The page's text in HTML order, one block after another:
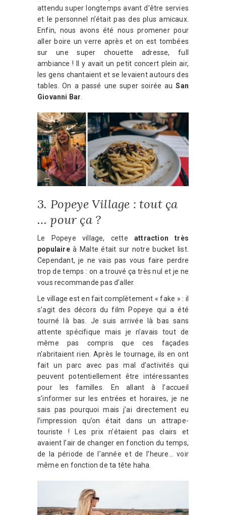
attendu super longtemps avant d’être servies
et le personnel n’était pas des plus amicaux.
Enfin, nous avons été nous promener pour
aller boire un verre après et on est tombées
sur une super chouette adresse, full
ambiance ! Il y avait un petit concert plein air,
les gens chantaient et se levaient autours des
tables. On a passé une super soirée auSan
Giovanni Bar.
3. Popeye Village : tout ça
… pour ça ?
Le Popeye village, cette attraction très
populaireà Malte était sur notre bucket list.
Cependant, je ne vais pas vous faire perdre
trop de temps : on a trouvé ça très nul et je ne
vous recommande pas d’aller.
Le village est en fait complètement « fake » : il
s’agit des décors du film Popeye qui a été
tourné là bas. Je suis arrivée là bas sans
attente spécifique mais je n’avais tout de
même pas compris que ces façades
n’abritaient rien. Après le tournage, ils en ont
fait un parc avec pas mal d’activités qui
peuvent potentiellement être intéressantes
pour les familles. En allant à l’accueil
s’informer sur les entrées et horaires, je ne
sais pas pourquoi mais j’ai directement eu
l’impression qu’on était dans un attrape-
touriste ! Les prix n’étaient pas clairs et
avaient l’air de changer en fonction du temps,
de la période de l’année et de l’heure… voir
même en fonction de ta tête haha.